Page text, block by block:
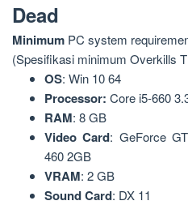
Dead
Minimum PC system
(Spesifikasi minimum Overkills
OS: Win 10 64
Processor: Core i5-660
RAM: 8 GB
Video Card: GeForce
460 2GB
VRAM: 2 GB
SoundCard: DX 11